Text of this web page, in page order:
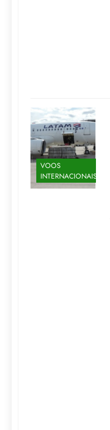
VOOS
INTERNACIONAIS